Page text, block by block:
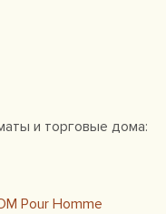
и торговые дома:
Pour Homme